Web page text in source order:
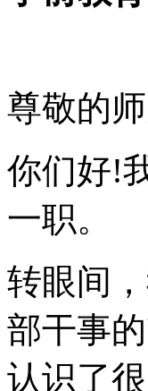
尊敬的
你们好!
一职。
转眼间
部干事
认识了